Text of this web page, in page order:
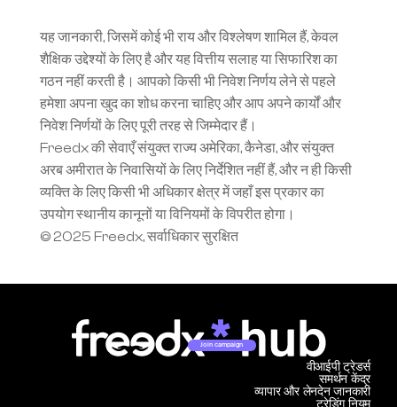
यह जानकारी, जिसमें कोई भी राय और विश्लेषण शामिल हैं, केवल
शैक्षिक उद्देश्यों के लिए है और यह वित्तीय सलाह या सिफारिश का
गठन नहीं करती है। आपको किसी भी निवेश निर्णय लेने से पहले
हमेशा अपना खुद का शोध करना चाहिए और आप अपने कार्यों और
निवेश निर्णयों के लिए पूरी तरह से जिम्मेदार हैं।
Freedx की सेवाएँ संयुक्त राज्य अमेरिका, कैनेडा, और संयुक्त
अरब अमीरात के निवासियों के लिए निर्देशित नहीं हैं, और न ही किसी
व्यक्ति के लिए किसी भी अधिकार क्षेत्र में जहाँ इस प्रकार का
उपयोग स्थानीय कानूनों या विनियमों के विपरीत होगा।
© 2025 Freedx, सर्वाधिकार सुरक्षित
Join campaign
समर्थन केंद्र
व्यापार और लेनदेन जानकारी
वीआईपी ट्रेडर्स
ट्रेडिंग नियम